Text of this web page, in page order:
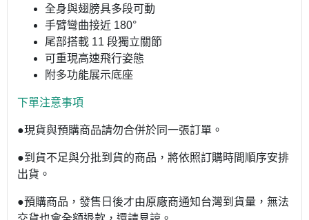
全身與翅膀具多段可動
手臂彎曲接近 180°
尾部搭載 11 段獨立關節
可重現高速飛行姿態
附多功能展示底座
下單注意事項
●現貨與預購商品請勿合併於同一張訂單。
●到貨不足與分批到貨的商品，將依照訂購時間順序安排
出貨。
●預購商品，發售日後才由原廠商通知台灣到貨量，無法